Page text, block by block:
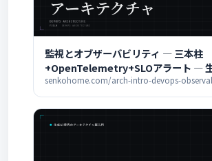
監視とオブザーバビリティ ― 三本柱
+OpenTelemetry+SLOアラート ―
アーキテクチャ超入門
senkohome.com/arch-intro-devops-